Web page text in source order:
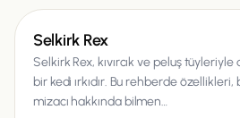
Kedi
Selkirk Rex
Selkirk Rex, kıvırcık ve peluş
bir kedi ırkıdır. Bu rehberde özellikleri,
mizacı hakkında bilmen…